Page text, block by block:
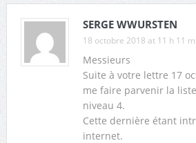
SERGE WWURSTEN
18 octobre 2018 at 11 h 11
Messieurs
Suite à votre lettre 17
me faire parvenir la
niveau 4.
Cette dernière étant
internet.